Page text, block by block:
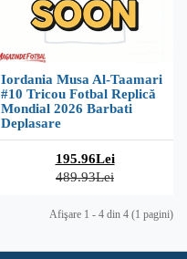
Iordania Musa Al-Taamari
#10 Tricou Fotbal Replică
Mondial 2026 Barbati
Deplasare
195.96Lei
489.93Lei
Afişare 1 - 4 din 4 (1 pagini)